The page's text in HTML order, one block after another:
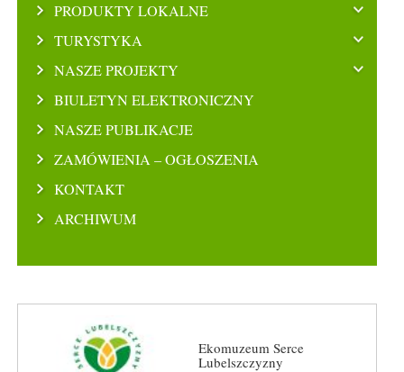
PRODUKTY LOKALNE
TURYSTYKA
NASZE PROJEKTY
BIULETYN ELEKTRONICZNY
NASZE PUBLIKACJE
ZAMÓWIENIA – OGŁOSZENIA
KONTAKT
ARCHIWUM
Ekomuzeum Serce
Lubelszczyzny